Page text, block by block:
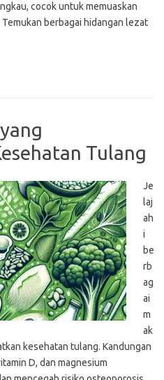
cocok untuk memuaskan
berbagai hidangan lezat
Tulang
Je
laj
ah
i
be
rb
ag
ai
m
ak
kesehatan tulang. Kandungan
D, dan magnesium